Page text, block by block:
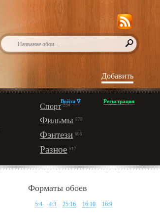
Добавить
Спорт 234
Фильмы 678
Фэнтези 606
Разное 517
Войти ∇ Регистрация
Форматы обоев
5:4 4:3 25:16 16:10 16:9